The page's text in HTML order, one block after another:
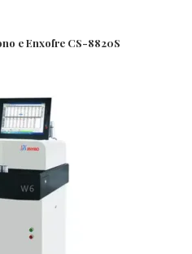
e Enxofre CS-8820S